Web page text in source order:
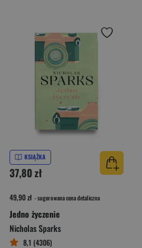
KSIĄŻKA
37,80 zł
49,90 zł - sugerowana cena detaliczna
Jedno życzenie
Nicholas Sparks
8,1 (4306)